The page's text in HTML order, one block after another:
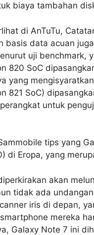
biaya tambahan
di AnTuTu,
basis data acuan
uji benchmark,
820 SoC
yang
821 SoC)
untuk
tips yang
di Eropa, yang
akan
tidak ada
iris di depan,
mereka
Galaxy Note 7 ini